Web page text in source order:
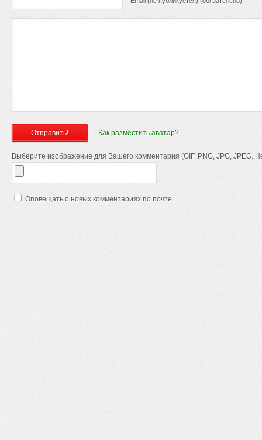
Как разместить аватар?
Выберите изображение для Вашего комментария (GIF, PNG, JPG, JPEG.
Оповещать о новых комментариях по почте